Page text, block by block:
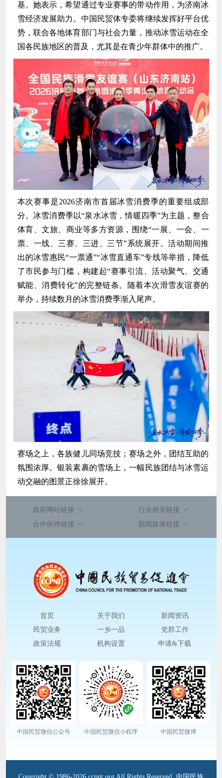
基。她表示，希望通过专业赛事的带动作用，为济南冰
雪经济发展助力。中国民贸体专委将继续发挥好平台优
势，联合各地体育部门与社会力量，推动冰雪运动在全
国各民族地区的普及，尤其是在青少年群体中的推广。
本次赛事是2026济南市首届冰雪消费季的重要组成部
分。冰雪消费季以“泉水冰雪，情暖四季”为主题，整合
体育、文旅、商业等多方资源，围绕“一展、一会、一
票、一线、三赛、三进、三节”系统展开。活动期间推
出的冰雪惠民“一票通”“冰雪直通车”专线等举措，降低
了市民参与门槛，构建起“赛事引流、活动聚气、交通
赋能、消费转化”的完整链条。随着本次滑雪友谊赛的
举办，持续数月的冰雪消费季渐入尾声。
赛场之上，各族健儿同场竞技；赛场之外，团结互助的
氛围浓厚。银装素裹的雪场上，一幅民族团结与冰雪运
动交融的图景正徐徐展开。
政府网站链接
行业相关链接
合作伙伴链接
新闻媒体链接
首页 关于我们
新闻资讯
民贸业务
一乡一品
党群工作
政策法规
机构设置 申请&下载
中国民贸微信公众号 中国民贸微信小程序 中国民贸微博